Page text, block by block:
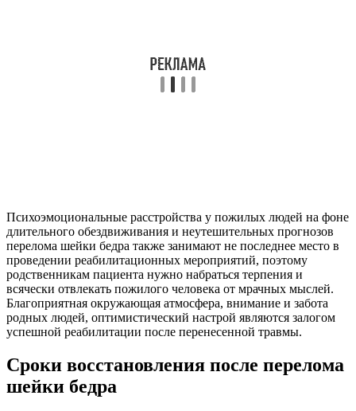
Психоэмоциональные расстройства у пожилых людей на фоне
длительного обездвиживания и неутешительных прогнозов
перелома шейки бедра также занимают не последнее место в
проведении реабилитационных мероприятий, поэтому
родственникам пациента нужно набраться терпения и
всячески отвлекать пожилого человека от мрачных мыслей.
Благоприятная окружающая атмосфера, внимание и забота
родных людей, оптимистический настрой являются залогом
успешной реабилитации после перенесенной травмы.
Сроки восстановления после перелома
шейки бедра